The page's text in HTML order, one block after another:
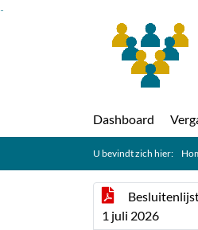
Ga naar de inhoud van deze pagina
Dashboard
U bevindt zich hier:
1 juli 2026